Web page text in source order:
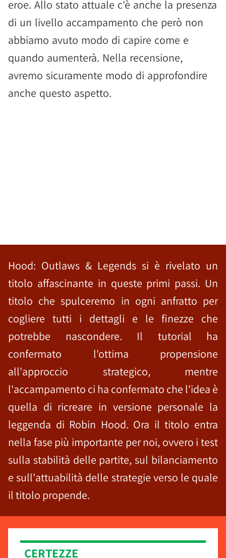
eroe. Allo stato attuale c'è anche la presenza
di un livello accampamento che però non
abbiamo avuto modo di capire come e
quando aumenterà. Nella recensione,
avremo sicuramente modo di approfondire
anche questo aspetto.
Hood: Outlaws & Legends si è rivelato un
titolo affascinante in queste primi passi. Un
titolo che spulceremo in ogni anfratto per
cogliere tutti i dettagli e le finezze che
potrebbe nascondere. Il tutorial ha
confermato l'ottima propensione
all'approccio strategico, mentre
l'accampamento ci ha confermato che l'idea è
quella di ricreare in versione personale la
leggenda di Robin Hood. Ora il titolo entra
nella fase più importante per noi, ovvero i test
sulla stabilità delle partite, sul bilanciamento
e sull'attuabilità delle strategie verso le quale
il titolo propende.
CERTEZZE